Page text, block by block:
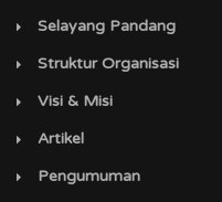
Selayang Pandang
Struktur Organisasi
Visi & Misi
Artikel
Pengumuman